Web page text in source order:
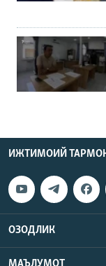
ИЖТИМОИЙ
ОЗОДЛИК